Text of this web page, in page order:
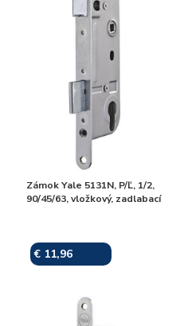
Zámok Yale 5131N, P/Ľ, 1/2,
90/45/63, vložkový, zadlabací
€ 11,96